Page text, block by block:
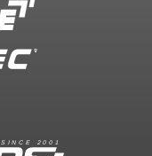
S I N C E 2 0 0 1